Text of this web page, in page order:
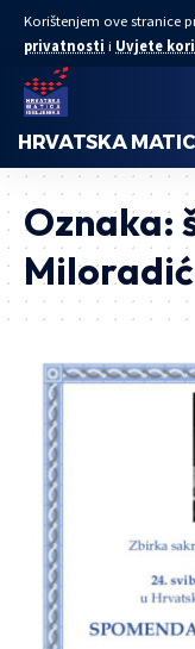
Korištenjem ove stranice
privatnosti i Uvjete
HRVATSKA
Oznaka:
Miloradić